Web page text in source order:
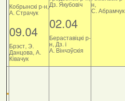
Кобрынскі р-н,
А. Страчук
09.04
Брэст, Э.
Данцова, А.
Ківачук
Дз. Якубовіч
02.04
Бераставіцкі р-
н, Дз. і
А. Вінчэўскія
н,
С. Абрамчук